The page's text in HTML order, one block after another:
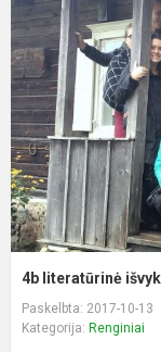
4b literatūrinė
Paskelbta: 2017-10-13
Kategorija: Renginiai